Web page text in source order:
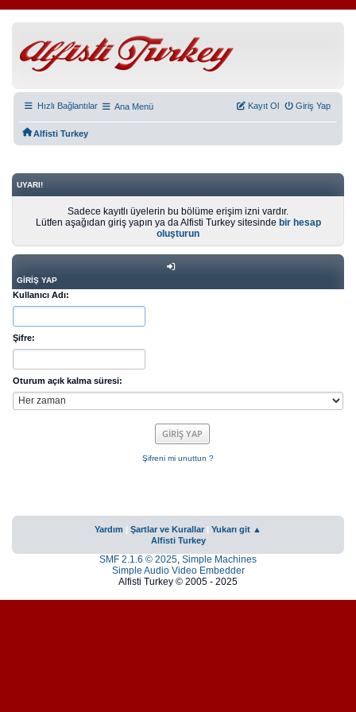
Hızlı Bağlantılar Ana Menü Giriş Yap
Kayıt Ol
Alfisti Turkey
UYARI!
Sadece kayıtlı üyelerin bu bölüme erişim izni vardır.
Lütfen aşağıdan giriş yapın ya da Alfisti Turkey sitesinde bir hesap
oluşturun
GIRIŞ YAP
Kullanıcı Adı:
Şifre:
Oturum açık kalma süresi:
Şifreni mi unuttun ?
Yardım | Şartlar ve Kurallar | Yukarı git ▲
Alfisti Turkey
SMF 2.1.6 © 2025, Simple Machines
Simple Audio Video Embedder
Alfisti Turkey © 2005 - 2025